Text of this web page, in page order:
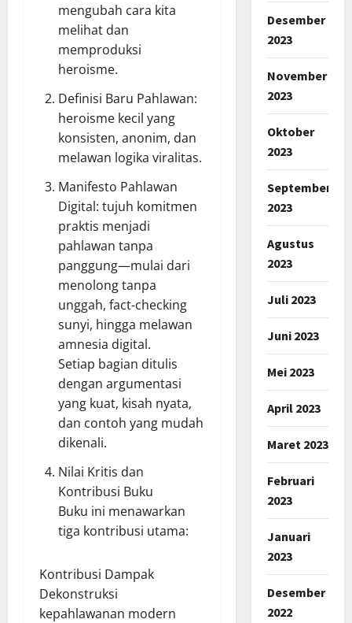
mengubah cara kita
melihat dan
memproduksi
heroisme.
Definisi Baru Pahlawan:
heroisme kecil yang
konsisten, anonim, dan
melawan logika viralitas.
Manifesto Pahlawan
Digital: tujuh komitmen
praktis menjadi
pahlawan tanpa
panggung—mulai dari
menolong tanpa
unggah, fact-checking
sunyi, hingga melawan
amnesia digital.
Setiap bagian ditulis
dengan argumentasi
yang kuat, kisah nyata,
dan contoh yang mudah
dikenali.
Nilai Kritis dan
Kontribusi Buku
Buku ini menawarkan
tiga kontribusi utama:
Kontribusi Dampak
Dekonstruksi
kepahlawanan modern
Desember
2023
November
2023
Oktober
2023
September
2023
Agustus
2023
Juli 2023
Juni 2023
Mei 2023
April 2023
Maret 2023
Februari
2023
Januari
2023
Desember
2022